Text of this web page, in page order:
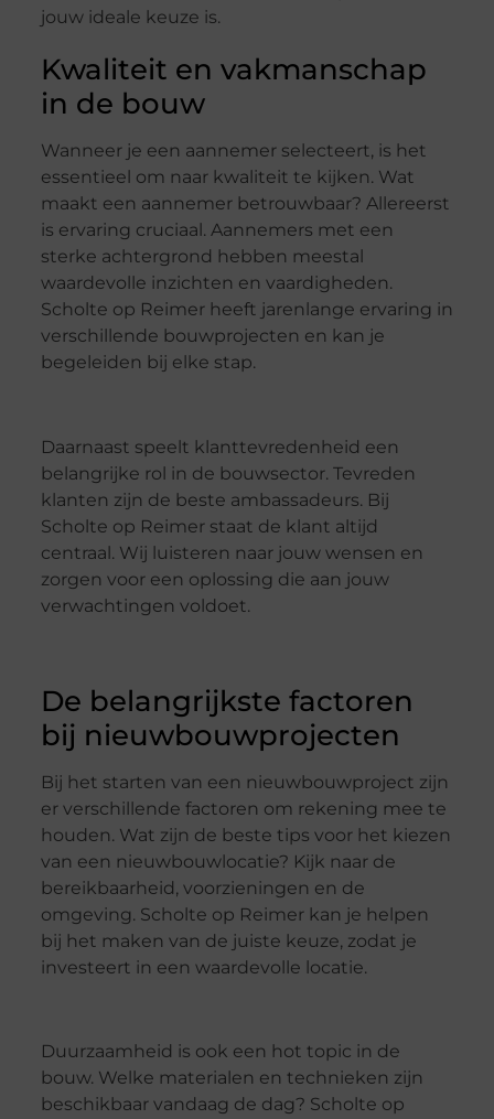
jouw ideale keuze is.
Kwaliteit en vakmanschap
in de bouw
Wanneer je een aannemer selecteert, is het
essentieel om naar kwaliteit te kijken. Wat
maakt een aannemer betrouwbaar? Allereerst
is ervaring cruciaal. Aannemers met een
sterke achtergrond hebben meestal
waardevolle inzichten en vaardigheden.
Scholte op Reimer heeft jarenlange ervaring in
verschillende bouwprojecten en kan je
begeleiden bij elke stap.
Daarnaast speelt klanttevredenheid een
belangrijke rol in de bouwsector. Tevreden
klanten zijn de beste ambassadeurs. Bij
Scholte op Reimer staat de klant altijd
centraal. Wij luisteren naar jouw wensen en
zorgen voor een oplossing die aan jouw
verwachtingen voldoet.
De belangrijkste factoren
bij nieuwbouwprojecten
Bij het starten van een nieuwbouwproject zijn
er verschillende factoren om rekening mee te
houden. Wat zijn de beste tips voor het kiezen
van een nieuwbouwlocatie? Kijk naar de
bereikbaarheid, voorzieningen en de
omgeving. Scholte op Reimer kan je helpen
bij het maken van de juiste keuze, zodat je
investeert in een waardevolle locatie.
Duurzaamheid is ook een hot topic in de
bouw. Welke materialen en technieken zijn
beschikbaar vandaag de dag? Scholte op